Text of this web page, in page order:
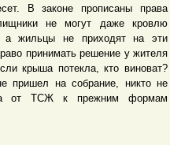
В законе прописаны права
не могут даже кровлю
а жильцы не приходят на эти
принимать решение у жителя
крыша потекла, кто виноват?
пришел на собрание, никто не
от ТСЖ к прежним формам